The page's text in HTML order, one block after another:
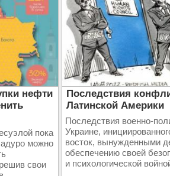
нефти
пока
можно
свои
Последствия
Латинской Америки
Последствия военно-
Украине,
восток, вынужденными
обеспечению своей
и психологической